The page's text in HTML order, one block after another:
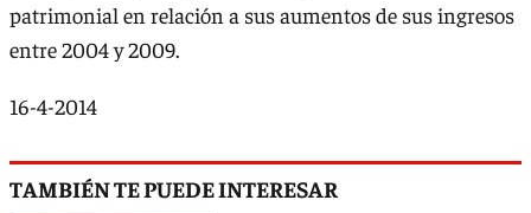
patrimonial en relación a sus aumentos de sus ingresos
entre 2004 y 2009.
16-4-2014
TAMBIÉN TE PUEDE INTERESAR